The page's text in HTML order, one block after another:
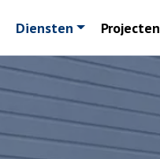
Diensten Projecten